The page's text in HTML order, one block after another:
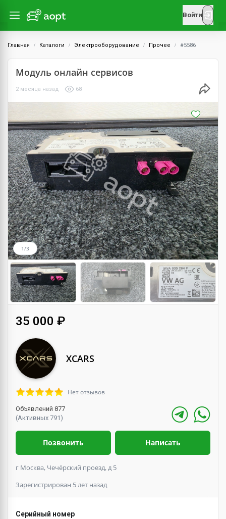
Войти
Главная Каталоги Электрооборудование Прочее #5586
Модуль онлайн сервисов
2 месяца назад 68
1/3
35 000 ₽
XCARS
Нет отзывов
Объявлений 877
(Активных 791)
Позвонить Написать
г Москва, Чечёрский проезд, д 5
Зарегистрирован 5 лет назад
Серийный номер